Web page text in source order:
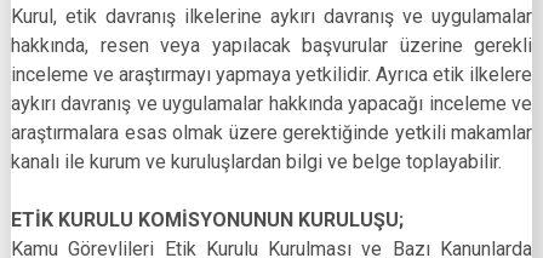
Kurul, etik davranış ilkelerine aykırı davranış ve uygulamalar
hakkında, resen veya yapılacak başvurular üzerine gerekli
inceleme ve araştırmayı yapmaya yetkilidir. Ayrıca etik ilkelere
aykırı davranış ve uygulamalar hakkında yapacağı inceleme ve
araştırmalara esas olmak üzere gerektiğinde yetkili makamlar
kanalı ile kurum ve kuruluşlardan bilgi ve belge toplayabilir.
ETİK KURULU KOMİSYONUNUN KURULUŞU;
Kamu Görevlileri Etik Kurulu Kurulması ve Bazı Kanunlarda